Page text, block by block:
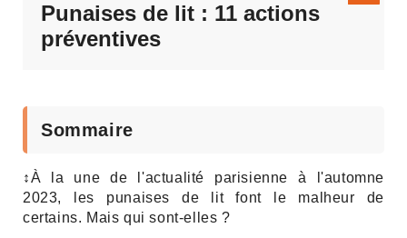
Punaises de lit : 11 actions
préventives
Sommaire
↕À la une de l'actualité parisienne à l'automne
2023, les punaises de lit font le malheur de
certains. Mais qui sont-elles ?